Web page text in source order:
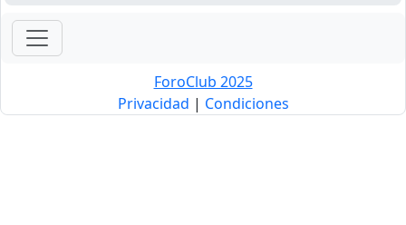
ForoClub 2025
Privacidad | Condiciones